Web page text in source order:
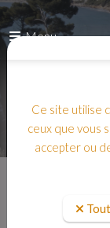
Menu
Ce site utilise
ceux que vous
accepter ou